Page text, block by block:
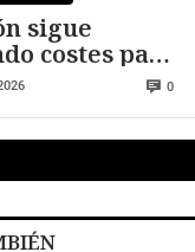
sigue
costes para
de 0